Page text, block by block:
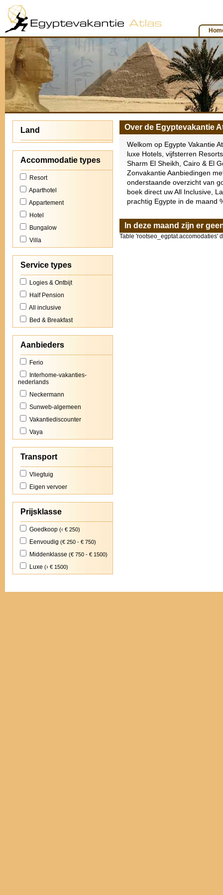
Land
Accommodatie types
Resort
Aparthotel
Appartement
Hotel
Bungalow
Villa
Service types
Logies & Ontbijt
Half Pension
All inclusive
Bed & Breakfast
Aanbieders
Ferio
Interhome-vakanties-
nederlands
Neckermann
Sunweb-algemeen
Vakantiediscounter
Vaya
Transport
Vliegtuig
Eigen vervoer
Prijsklasse
Goedkoop (‹ € 250)
Eenvoudig (€ 250 - € 750)
Middenklasse (€ 750 - € 1500)
Luxe (› € 1500)
Over de Egyptevakantie
Welkom op Egypte Vakantie
luxe Hotels, vijfsterren
Sharm El Sheikh, Cairo & El
Zonvakantie Aanbiedingen
onderstaande overzicht van
boek direct uw All Inclusive,
prachtig Egypte in de maand
In deze maand zijn er
Table 'rootseo_egptat.accomodaties'